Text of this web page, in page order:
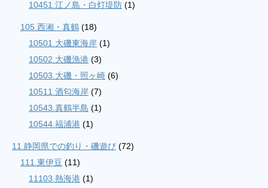
10451.江ノ島・白灯堤防 (1)
105.西湘・真鶴 (18)
10501.大磯東海岸 (1)
10502.大磯漁港 (3)
10503.大磯・照ヶ崎 (6)
10511.酒匂海岸 (7)
10543.真鶴半島 (1)
10544.福浦港 (1)
11.静岡県での釣り・磯遊び (72)
111.東伊豆 (11)
11103.熱海港 (1)